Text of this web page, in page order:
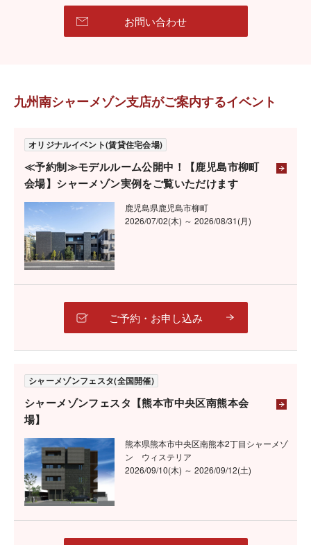
お問い合わせ
九州南シャーメゾン支店がご案内するイベント
≪予約制≫モデルルーム公開中！【鹿児島市柳町
会場】シャーメゾン実例をご覧いただけます
オリジナルイベント(賃貸住宅会場)
鹿児島県鹿児島市柳町
2026/07/02(木) ～ 2026/08/31(月)
ご予約・お申し込み
シャーメゾンフェスタ【熊本市中央区南熊本会
場】
シャーメゾンフェスタ(全国開催)
熊本県熊本市中央区南熊本2丁目シャーメゾ
ン ウィステリア
2026/09/10(木) ～ 2026/09/12(土)